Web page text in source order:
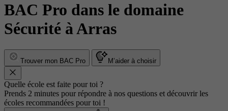
BAC Pro dans le domaine
Sécurité à Arras
Trouver mon BAC Pro M’aider à choisir
Quelle école est faite pour toi ?
Prends 2 minutes pour répondre à nos questions et découvrir les
écoles recommandées pour toi !